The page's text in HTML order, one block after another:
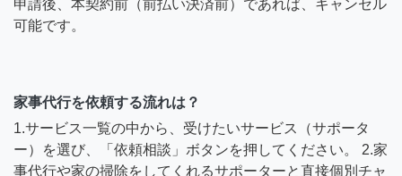
申請後、本契約前（前払い決済前）であれば、キャンセル
可能です。
家事代行を依頼する流れは？
1.サービス一覧の中から、受けたいサービス（サポータ
ー）を選び、「依頼相談」ボタンを押してください。 2.家
事代行や家の掃除をしてくれるサポーターと直接個別チャ